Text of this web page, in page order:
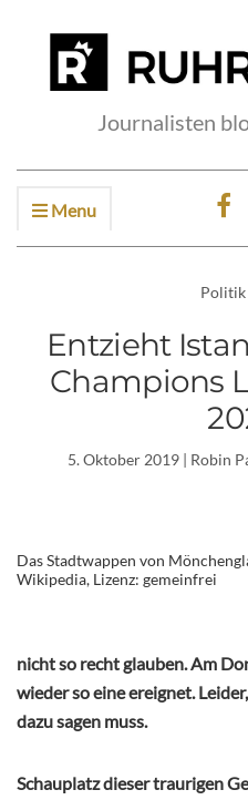
Journalisten
Menu
Politik
Entzieht
Champions
5. Oktober 2019| Robin
Das Stadtwappen von
Wikipedia, Lizenz: gemeinfrei
nicht so recht glauben. Am
wieder so eine ereignet.
dazu sagen muss.
Schauplatz dieser traurigen